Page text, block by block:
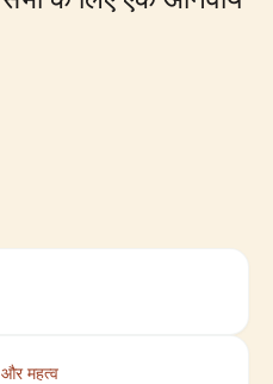
और महत्व